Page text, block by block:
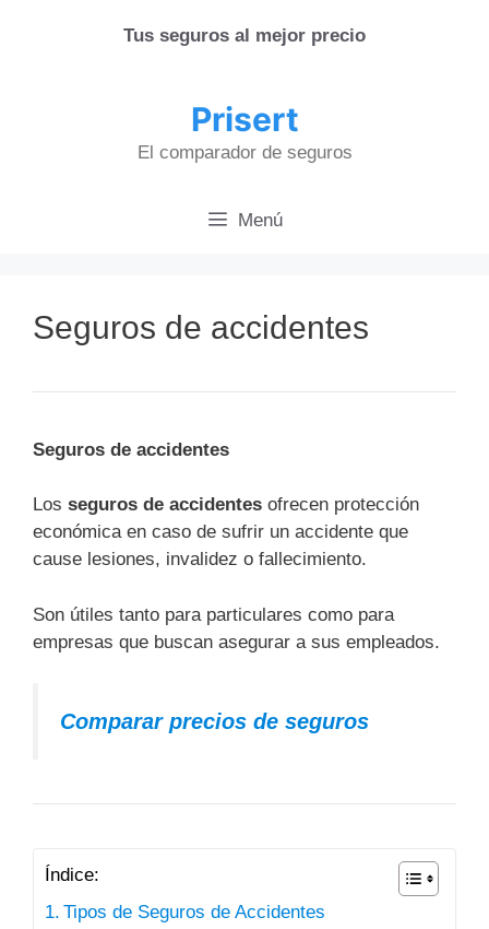
Tus seguros al mejor precio
Prisert
El comparador de seguros
Menú
Seguros de accidentes
Seguros de accidentes
Los seguros de accidentes ofrecen protección
económica en caso de sufrir un accidente que
cause lesiones, invalidez o fallecimiento.
Son útiles tanto para particulares como para
empresas que buscan asegurar a sus empleados.
Comparar precios de seguros
Índice:
Tipos de Seguros de Accidentes